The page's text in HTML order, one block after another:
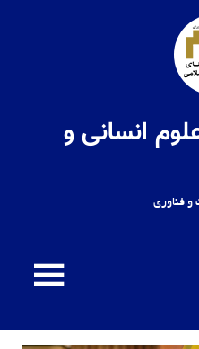
انسانی و
و فناوری